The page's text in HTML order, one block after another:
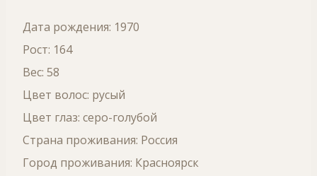
Дата рождения: 1970
Рост: 164
Вес: 58
Цвет волос: русый
Цвет глаз: серо-голубой
Страна проживания: Россия
Город проживания: Красноярск